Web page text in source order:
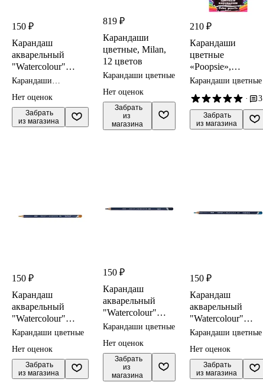
150 ₽
Карандаш
акварельный
"Watercolour"
серый
3,4мм, DERWENT
Карандаши
Нет оценок
Забрать
из магазина
819 ₽
Карандаши
цветные, Milan,
12 цветов
Карандаши цветные
Нет оценок
Забрать
из
магазина
210 ₽
Карандаши
цветные
«Poopsie»,
Премьера
12 цветов
Карандаши цветные
·
3
Забрать
из магазина
150 ₽
Карандаш
акварельный
"Watercolour"
золотисто-корич.
Карандаши цветные
Нет оценок
Забрать
из магазина
150 ₽
Карандаш
акварельный
"Watercolour"
индиго 3,4мм,
Карандаши цветные
Нет оценок
Забрать
из
магазина
150 ₽
Карандаш
акварельный
"Watercolour"
синий зимородок
Карандаши цветные
Нет оценок
Забрать
из магазина